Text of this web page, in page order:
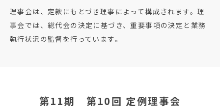
理事会は、定款にもとづき理事によって構成されます。理
事会では、総代会の決定に基づき、重要事項の決定と業務
執行状況の監督を行っています。
第11期 第10回 定例理事会